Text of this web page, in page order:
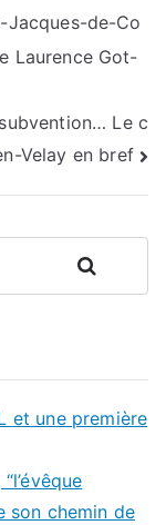
Jacques-de-Co
Laurence Got-
Le c
Velay en bref
Rechercher
et une première
son chemin de